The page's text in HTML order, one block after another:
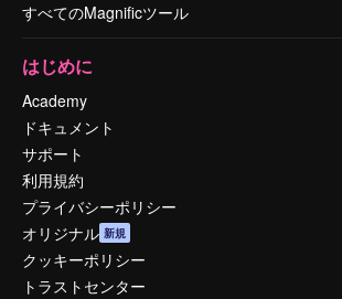
すべてのMagnificツール
はじめに
Academy
ドキュメント
サポート
利用規約
プライバシーポリシー
オリジナル 新規
クッキーポリシー
トラストセンター